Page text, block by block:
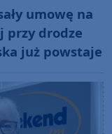
umowę na
przy drodze
już powstaje